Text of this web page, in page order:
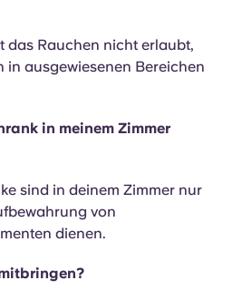
das Rauchen nicht erlaubt,
in ausgewiesenen Bereichen
in meinem Zimmer
sind in deinem Zimmer nur
von
dienen.